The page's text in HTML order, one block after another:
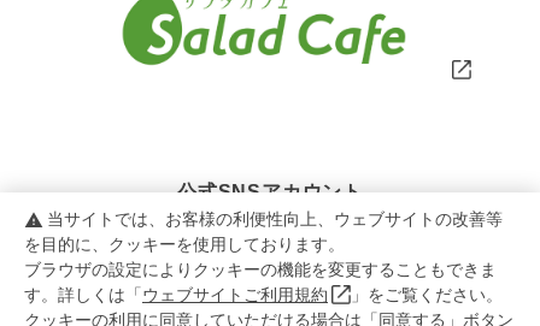
公式SNSアカウント
warning 当サイトでは、お客様の利便性向上、ウェブサイトの改善等
を目的に、クッキーを使用しております。
ブラウザの設定によりクッキーの機能を変更することもできま
す。詳しくは「ウェブサイトご利用規約
」をご覧ください。
クッキーの利用に同意していただける場合は「同意する」ボタン